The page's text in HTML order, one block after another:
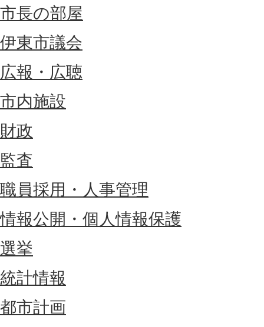
市長の部屋
伊東市議会
広報・広聴
市内施設
財政
監査
職員採用・人事管理
情報公開・個人情報保護
選挙
統計情報
都市計画